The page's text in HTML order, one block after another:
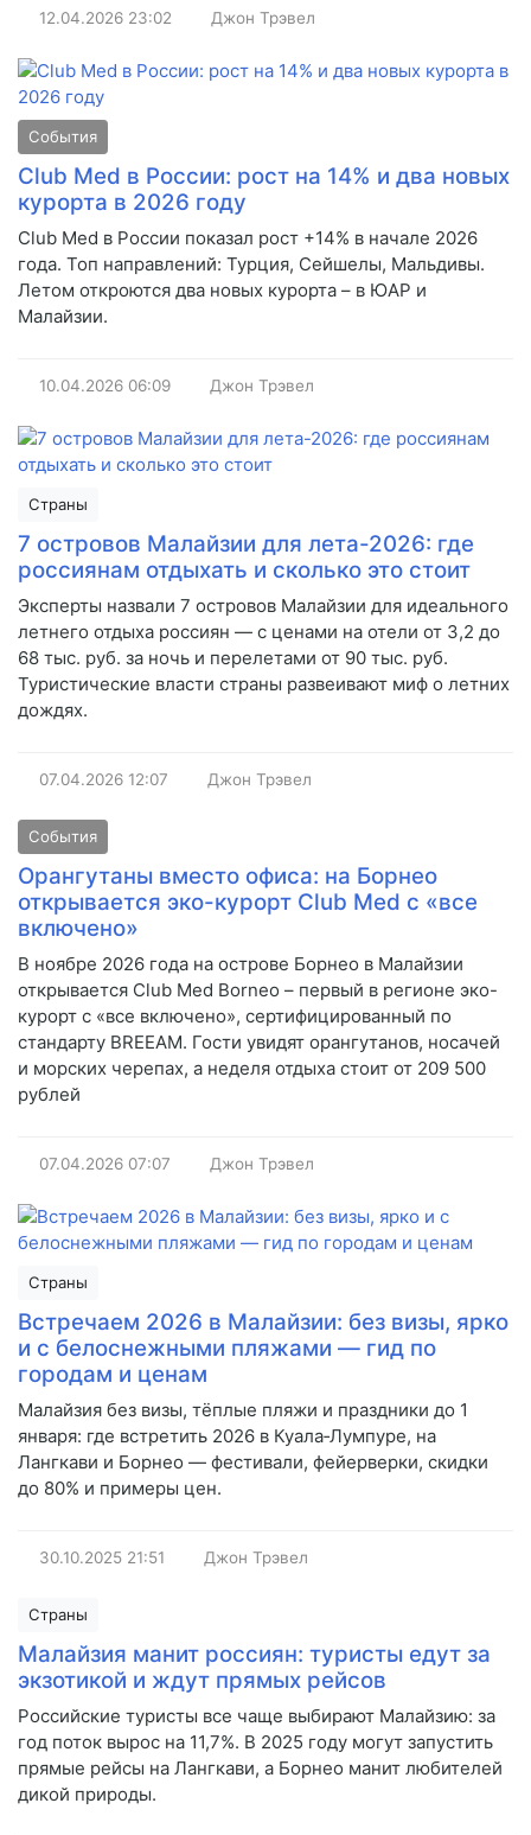
12.04.2026 23:02 Джон Трэвел
События
Club Med в России: рост на 14% и два новых
курорта в 2026 году
Club Med в России показал рост +14% в начале 2026
года. Топ направлений: Турция, Сейшелы, Мальдивы.
Летом откроются два новых курорта – в ЮАР и
Малайзии.
10.04.2026 06:09 Джон Трэвел
Страны
7 островов Малайзии для лета-2026: где
россиянам отдыхать и сколько это стоит
Эксперты назвали 7 островов Малайзии для идеального
летнего отдыха россиян — с ценами на отели от 3,2 до
68 тыс. руб. за ночь и перелетами от 90 тыс. руб.
Туристические власти страны развеивают миф о летних
дождях.
07.04.2026 12:07 Джон Трэвел
События
Орангутаны вместо офиса: на Борнео
открывается эко-курорт Club Med с «все
включено»
В ноябре 2026 года на острове Борнео в Малайзии
открывается Club Med Borneo – первый в регионе эко-
курорт с «все включено», сертифицированный по
стандарту BREEAM. Гости увидят орангутанов, носачей
и морских черепах, а неделя отдыха стоит от 209 500
рублей
07.04.2026 07:07 Джон Трэвел
Страны
Встречаем 2026 в Малайзии: без визы, ярко
и с белоснежными пляжами — гид по
городам и ценам
Малайзия без визы, тёплые пляжи и праздники до 1
января: где встретить 2026 в Куала‑Лумпуре, на
Лангкави и Борнео — фестивали, фейерверки, скидки
до 80% и примеры цен.
30.10.2025 21:51 Джон Трэвел
Страны
Малайзия манит россиян: туристы едут за
экзотикой и ждут прямых рейсов
Российские туристы все чаще выбирают Малайзию: за
год поток вырос на 11,7%. В 2025 году могут запустить
прямые рейсы на Лангкави, а Борнео манит любителей
дикой природы.